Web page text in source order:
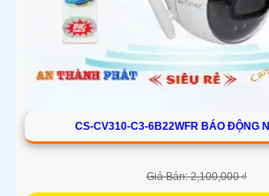
CS-CV310-C3-6B22WFR BÁO ĐỘNG
Giá Bán: 2,100,000 ₫